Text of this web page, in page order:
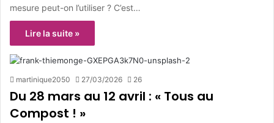
mesure peut-on l’utiliser ? C’est…
Lire la suite »
martinique2050 27/03/2026 26
Du 28 mars au 12 avril : « Tous au
Compost ! »